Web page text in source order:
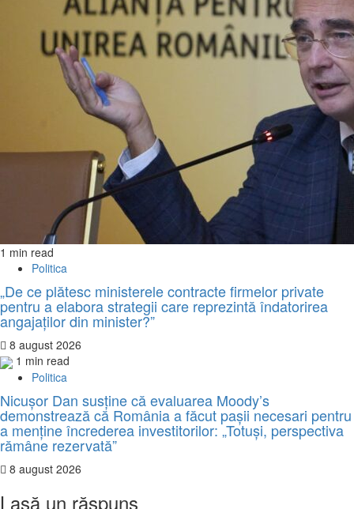
1 min read
Politica
„De ce plătesc ministerele contracte firmelor private
pentru a elabora strategii care reprezintă îndatorirea
angajaților din minister?”
8 august 2026
1 min read
Politica
Nicușor Dan susține că evaluarea Moody’s
demonstrează că România a făcut pașii necesari pentru
a menține încrederea investitorilor: „Totuși, perspectiva
rămâne rezervată”
8 august 2026
Lasă un răspuns